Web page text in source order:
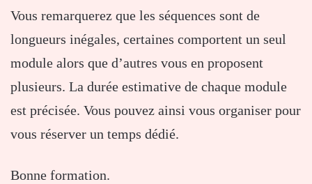
Vous remarquerez que les séquences sont de
longueurs inégales, certaines comportent un seul
module alors que d’autres vous en proposent
plusieurs. La durée estimative de chaque module
est précisée. Vous pouvez ainsi vous organiser pour
vous réserver un temps dédié.
Bonne formation.